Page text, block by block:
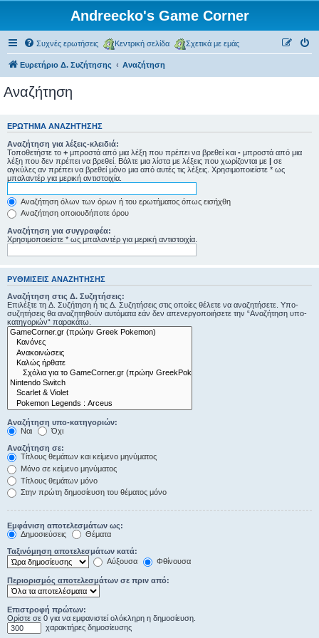
Andreecko's Game Corner
Συχνές ερωτήσεις Κεντρική σελίδα Σχετικά με εμάς
Ευρετήριο Δ. Συζήτησης Αναζήτηση
Αναζήτηση
ΕΡΏΤΗΜΑ ΑΝΑΖΉΤΗΣΗΣ
Αναζήτηση για λέξεις-κλειδιά:
Τοποθετήστε το + μπροστά από μια λέξη που πρέπει να βρεθεί και - μπροστά από μια
λέξη που δεν πρέπει να βρεθεί. Βάλτε μια λίστα με λέξεις που χωρίζονται με | σε
αγκύλες αν πρέπει να βρεθεί μόνο μια από αυτές τις λέξεις. Χρησιμοποιείστε * ως
μπαλαντέρ για μερική αντιστοιχία.
Αναζήτηση όλων των όρων ή του ερωτήματος όπως εισήχθη
Αναζήτηση οποιουδήποτε όρου
Αναζήτηση για συγγραφέα:
Χρησιμοποιείστε * ως μπαλαντέρ για μερική αντιστοιχία.
ΡΥΘΜΊΣΕΙΣ ΑΝΑΖΉΤΗΣΗΣ
Αναζήτηση στις Δ. Συζητήσεις:
Επιλέξτε τη Δ. Συζήτηση ή τις Δ. Συζητήσεις στις οποίες θέλετε να αναζητήσετε. Υπο-
συζητήσεις θα αναζητηθούν αυτόματα εάν δεν απενεργοποιήσετε την “Αναζήτηση υπο-
κατηγοριών“ παρακάτω.
Αναζήτηση υπο-κατηγοριών:
Ναι
Όχι
Αναζήτηση σε:
Τίτλους θεμάτων και κείμενο μηνύματος
Μόνο σε κείμενο μηνύματος
Τίτλους θεμάτων μόνο
Στην πρώτη δημοσίευση του θέματος μόνο
Εμφάνιση αποτελεσμάτων ως:
Δημοσιεύσεις
Θέματα
Ταξινόμηση αποτελεσμάτων κατά:
Αύξουσα
Φθίνουσα
Περιορισμός αποτελεσμάτων σε πριν από:
Επιστροφή πρώτων:
Ορίστε σε 0 για να εμφανιστεί ολόκληρη η δημοσίευση.
χαρακτήρες δημοσίευσης